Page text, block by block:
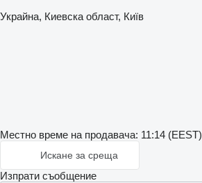
Украйна, Киевска област, Київ
Местно време на продавача: 11:14 (EEST)
Искане за среща
Изпрати съобщение